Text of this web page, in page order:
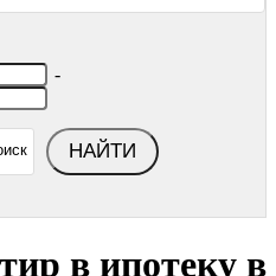
-
НАЙТИ
в ипотеку в